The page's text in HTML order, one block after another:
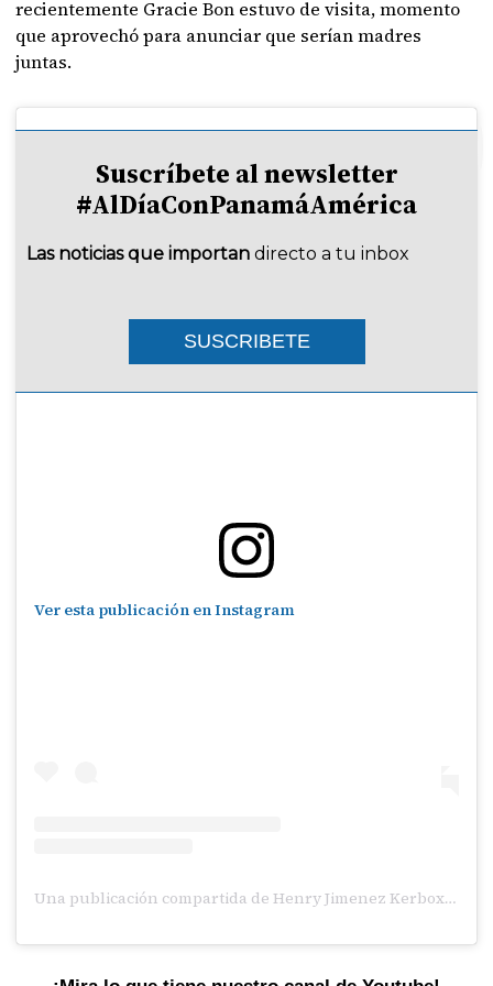
recientemente Gracie Bon estuvo de visita, momento
que aprovechó para anunciar que serían madres
juntas.
Suscríbete al newsletter
#AlDíaConPanamáAmérica
Las noticias que importan directo a tu inbox
SUSCRIBETE
Ver esta publicación en Instagram
Una publicación compartida de Henry Jimenez Kerbox (@henryjimenz)